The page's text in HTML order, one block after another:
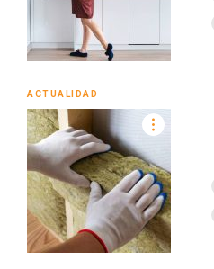
ACTUALIDAD